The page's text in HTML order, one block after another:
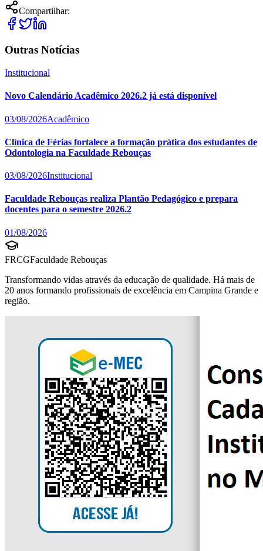
Compartilhar:
Outras Notícias
Institucional
Novo Calendário Acadêmico 2026.2 já está disponível
03/08/2026Acadêmico
Clínica de Férias fortalece a formação prática dos estudantes de
Odontologia na Faculdade Rebouças
03/08/2026Institucional
Faculdade Rebouças realiza Plantão Pedagógico e prepara
docentes para o semestre 2026.2
01/08/2026
FRCGFaculdade Rebouças
Transformando vidas através da educação de qualidade. Há mais de
20 anos formando profissionais de excelência em Campina Grande e
região.